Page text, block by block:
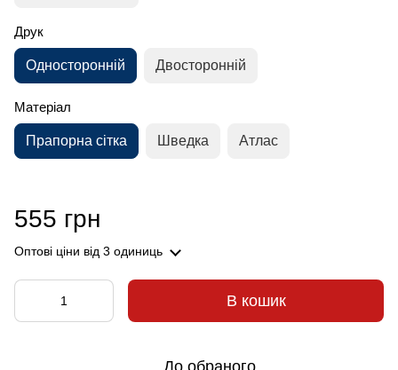
Друк
Односторонній Двосторонній
Матеріал
Прапорна сітка Шведка Атлас
555 грн
Оптові ціни від 3 одиниць
В кошик